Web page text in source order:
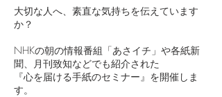
大切な人へ、素直な気持ちを伝えています
か？
NHKの朝の情報番組「あさイチ」や各紙新
聞、月刊致知などでも紹介された
『心を届ける手紙のセミナー』を開催しま
す。